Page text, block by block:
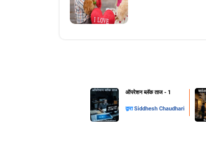
ऑपरेशन ब्लॅक ताज - 1
द्वाराSiddhesh Chaudhari